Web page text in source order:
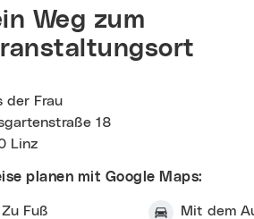
Weg zum
der Frau
18
Linz
planen mit Google Maps:
Zu Fuß Mit dem